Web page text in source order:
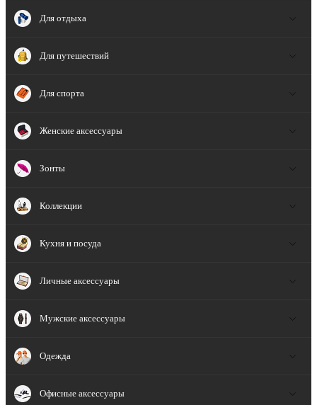
Для отдыха
Для путешествий
Для спорта
Женские аксессуары
Зонты
Коллекции
Кухня и посуда
Личные аксессуары
Мужские аксессуары
Одежда
Офисные аксессуары